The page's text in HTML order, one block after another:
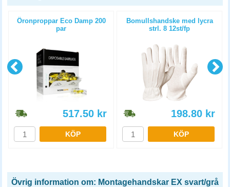
Öronproppar Eco Damp 200
par
517.50 kr
KÖP
Bomullshandske med lycra
strl. 8 12st/fp
198.80 kr
KÖP
Övrig information om: Montagehandskar EX svart/grå